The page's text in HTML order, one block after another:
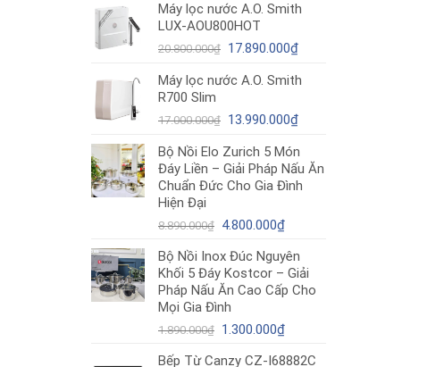
là:
12.750.000₫.
tại
10.250.000₫.
Máy lọc nước A.O. Smith
LUX-AOU800HOT
20.800.000₫ Giá
là:
17.890.000₫Giá
tại
17.890.000₫.
Máy lọc nước A.O. Smith
R700 Slim
17.000.000₫ Giá
là:
17.000.000₫.
13.990.000₫Giá
tại
là:
13.990.000₫.
Bộ Nồi Elo Zurich 5 Món
Đáy Liền – Giải Pháp Nấu Ăn
Chuẩn Đức Cho Gia Đình
Hiện Đại
8.890.000₫ Giá
là:
8.890.000₫.
4.800.000₫Giá
tại
là:
4.800.000₫.
Bộ Nồi Inox Đúc Nguyên
Khối 5 Đáy Kostcor – Giải
Pháp Nấu Ăn Cao Cấp Cho
Mọi Gia Đình
1.890.000₫ Giá
1.300.000₫Giá
Bếp Từ Canzy CZ-I68882C